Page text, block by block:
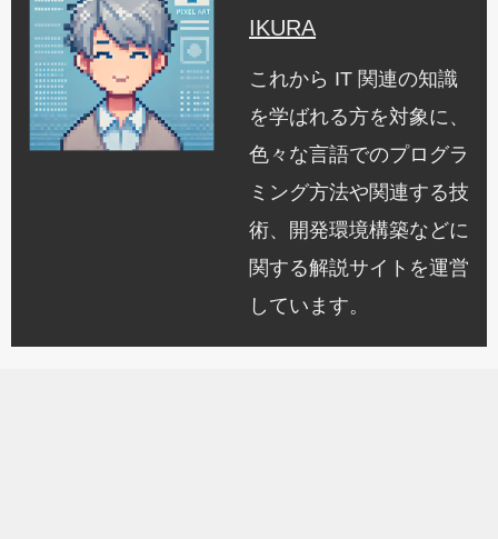
IKURA
これから IT 関連の知識
を学ばれる方を対象に、
色々な言語でのプログラ
ミング方法や関連する技
術、開発環境構築などに
関する解説サイトを運営
しています。